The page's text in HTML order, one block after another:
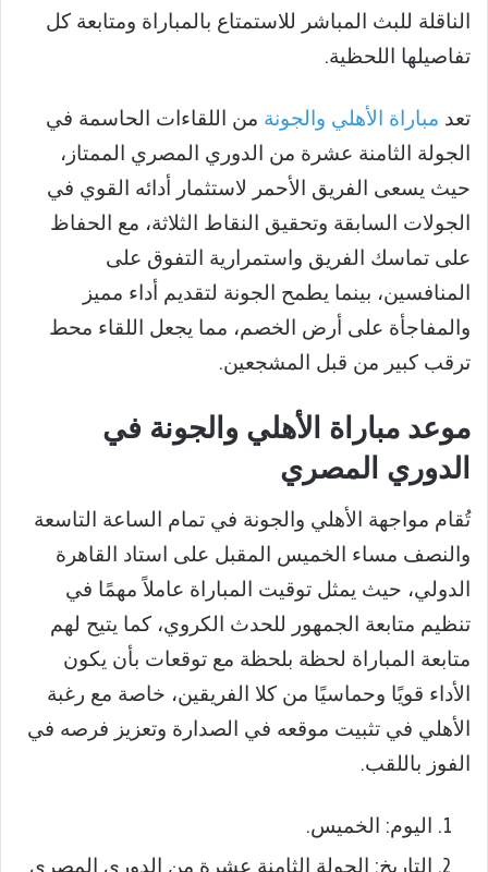
الناقلة للبث المباشر للاستمتاع بالمباراة ومتابعة كل
تفاصيلها اللحظية.
تعد مباراة الأهلي والجونة من اللقاءات الحاسمة في
الجولة الثامنة عشرة من الدوري المصري الممتاز،
حيث يسعى الفريق الأحمر لاستثمار أدائه القوي في
الجولات السابقة وتحقيق النقاط الثلاثة، مع الحفاظ
على تماسك الفريق واستمرارية التفوق على
المنافسين، بينما يطمح الجونة لتقديم أداء مميز
والمفاجأة على أرض الخصم، مما يجعل اللقاء محط
ترقب كبير من قبل المشجعين.
موعد مباراة الأهلي والجونة في
الدوري المصري
تُقام مواجهة الأهلي والجونة في تمام الساعة التاسعة
والنصف مساء الخميس المقبل على استاد القاهرة
الدولي، حيث يمثل توقيت المباراة عاملاً مهمًا في
تنظيم متابعة الجمهور للحدث الكروي، كما يتيح لهم
متابعة المباراة لحظة بلحظة مع توقعات بأن يكون
الأداء قويًا وحماسيًا من كلا الفريقين، خاصة مع رغبة
الأهلي في تثبيت موقعه في الصدارة وتعزيز فرصه في
الفوز باللقب.
اليوم: الخميس.
التاريخ: الجولة الثامنة عشرة من الدوري المصري